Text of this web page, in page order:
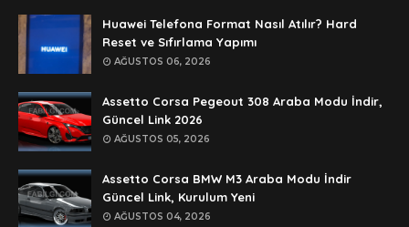
Anonymous
lan şifre ne şifre
şifre ne
Huawei Telefona Format Nasıl Atılır? Hard
Reset ve Sıfırlama Yapımı
AĞUSTOS 06, 2026
Assetto Corsa Pegeout 308 Araba Modu İndir,
Güncel Link 2026
AĞUSTOS 05, 2026
Assetto Corsa BMW M3 Araba Modu İndir
Güncel Link, Kurulum Yeni
AĞUSTOS 04, 2026